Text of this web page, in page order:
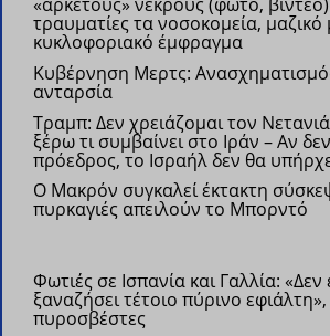
τραυματίες τα νοσοκομεία,
κυκλοφοριακό έμφραγμα
Kυβέρνηση Μερτς:
ανταρσία
Τραμπ: Δεν χρειάζομαι τον
ξέρω τι συμβαίνει στο Ιράν – Αν
πρόεδρος, το Ισραήλ δεν θα
Ο Μακρόν συγκαλεί έκτακτη
πυρκαγιές απειλούν το Μπορντό
Φωτιές σε Ισπανία και Γαλλία:
ξαναζήσει τέτοιο πύρινο εφιάλτη»,
πυροσβέστες